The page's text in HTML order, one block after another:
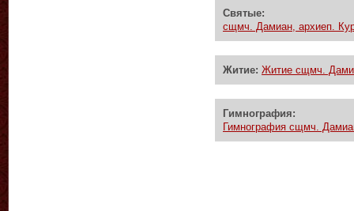
Святые:
сщмч. Дамиан, архиеп.
Житие: Житие сщмч.
Гимнография:
Гимнография сщмч.